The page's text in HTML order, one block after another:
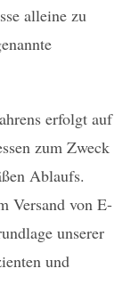
alleine zu
erfolgt auf
zum Zweck
Ablaufs.
Versand von E-
unserer
und